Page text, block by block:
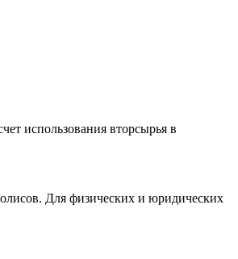
использования вторсырья в
Для физических и юридических